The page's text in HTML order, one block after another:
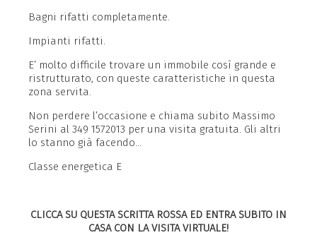
Bagni rifatti completamente.
Impianti rifatti.
E’ molto difficile trovare un immobile così grande e
ristrutturato, con queste caratteristiche in questa
zona servita.
Non perdere l’occasione e chiama subito Massimo
Serini al 349 1572013 per una visita gratuita. Gli altri
lo stanno già facendo…
Classe energetica E
CLICCA SU QUESTA SCRITTA ROSSA ED ENTRA SUBITO IN
CASA CON LA VISITA VIRTUALE!